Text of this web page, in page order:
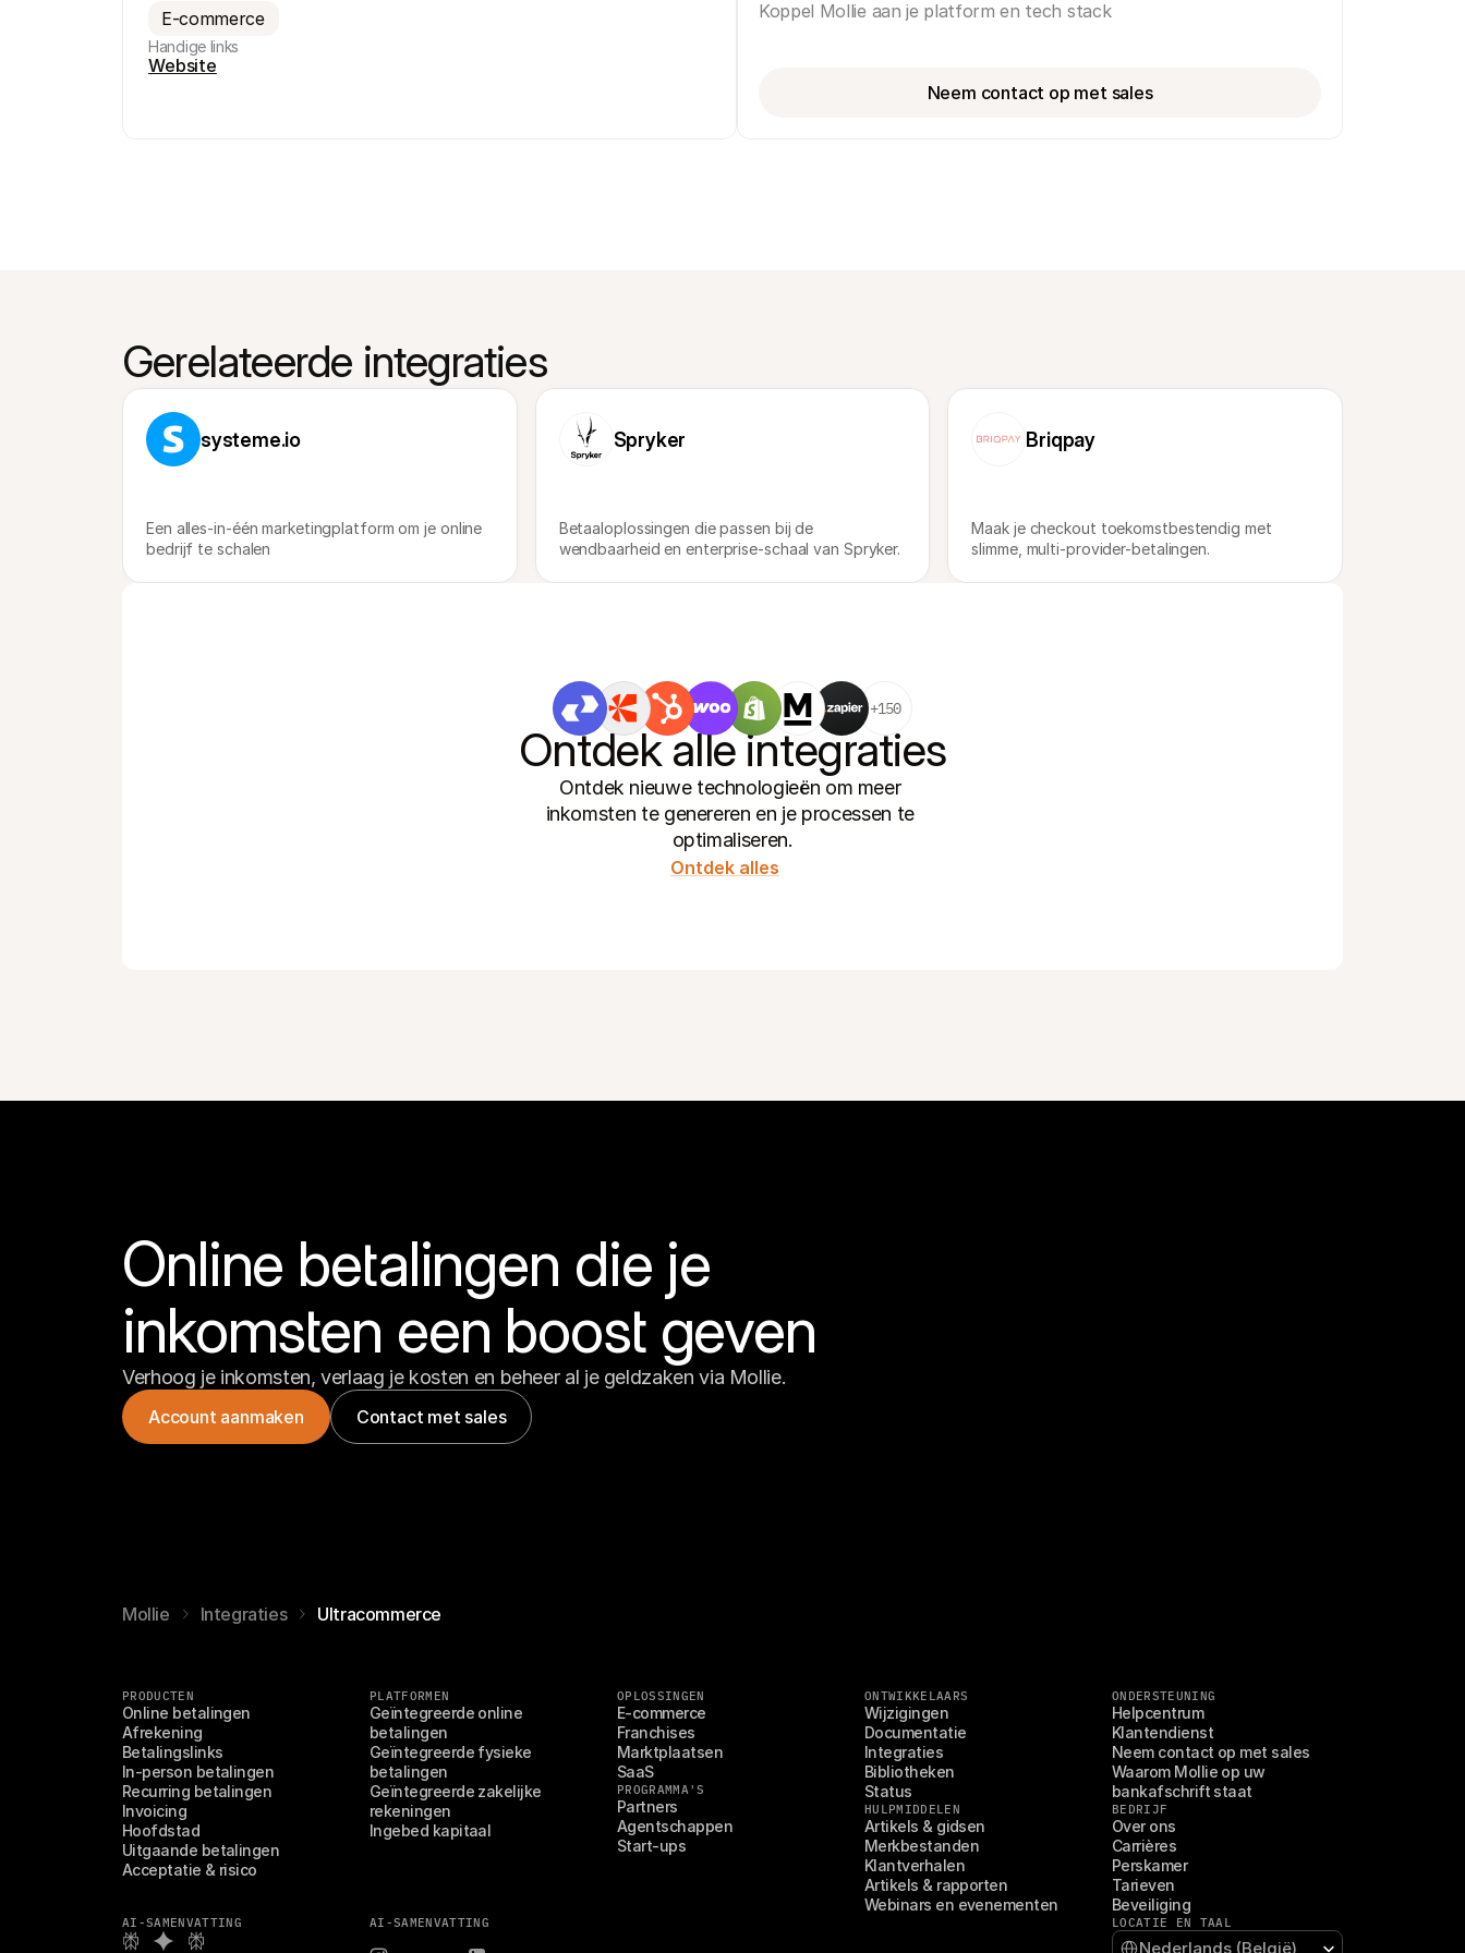
E-commerce
Handige links
Website
Koppel Mollie aan je platform en tech stack
Neem contact op met sales
Gerelateerde integraties
systeme.io
Een alles-in-één marketingplatform om je online
bedrijf te schalen
Spryker
Betaaloplossingen die passen bij de
wendbaarheid en enterprise-schaal van Spryker.
Briqpay
Maak je checkout toekomstbestendig met
slimme, multi-provider-betalingen.
+150
Ontdek alle integraties
Ontdek nieuwe technologieën om meer
inkomsten te genereren en je processen te
optimaliseren.
Ontdek alles
Online betalingen die je
inkomsten een boost geven
Verhoog je inkomsten, verlaag je kosten en beheer al je geldzaken via Mollie.
Account aanmaken Contact met sales
Mollie Integraties Ultracommerce
PRODUCTEN
Online betalingen
Afrekening
Betalingslinks
In-person betalingen
Recurring betalingen
Invoicing
Hoofdstad
Uitgaande betalingen
Acceptatie & risico
PLATFORMEN
Geïntegreerde online
betalingen
Geïntegreerde fysieke
betalingen
Geïntegreerde zakelijke
rekeningen
Ingebed kapitaal
OPLOSSINGEN
E-commerce
Franchises
Marktplaatsen
SaaS
PROGRAMMA'S
Partners
Agentschappen
Start-ups
ONTWIKKELAARS
Wijzigingen
Documentatie
Integraties
Bibliotheken
Status
HULPMIDDELEN
Artikels & gidsen
Merkbestanden
Klantverhalen
Artikels & rapporten
Webinars en evenementen
ONDERSTEUNING
Helpcentrum
Klantendienst
Neem contact op met sales
Waarom Mollie op uw
bankafschrift staat
BEDRIJF
Over ons
Carrières
Perskamer
Tarieven
Beveiliging
AI-SAMENVATTING AI-SAMENVATTING
LOCATIE EN TAAL
Select Language
Nederlands (België)